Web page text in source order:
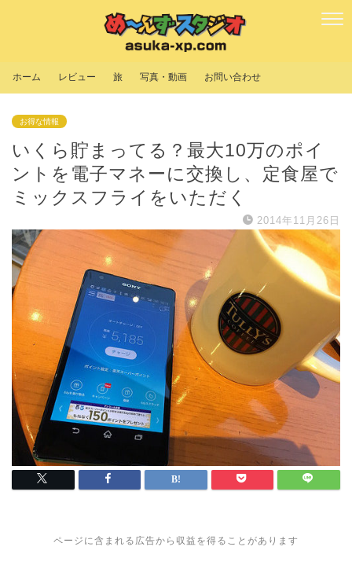
ホーム レビュー 旅 写真・動画 お問い合わせ
お得な情報
いくら貯まってる？最大10万のポイ
ントを電子マネーに交換し、定食屋で
ミックスフライをいただく
2014年11月26日
ページに含まれる広告から収益を得ることがあります